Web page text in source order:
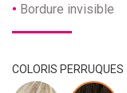
Bordure invisible
COLORIS PERRUQUES